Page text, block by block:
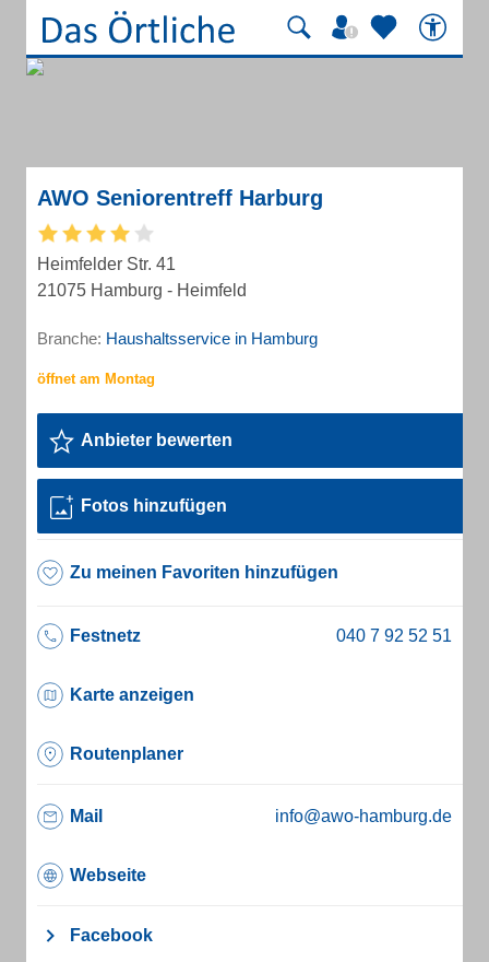
AWO Seniorentreff Harburg
Heimfelder Str. 41
21075 Hamburg - Heimfeld
Branche: Haushaltsservice in Hamburg
Anbieter bewerten
Fotos hinzufügen
Zu meinen Favoriten hinzufügen
Festnetz
Karte anzeigen
Routenplaner
Mail info@awo-hamburg.de
Webseite
Facebook